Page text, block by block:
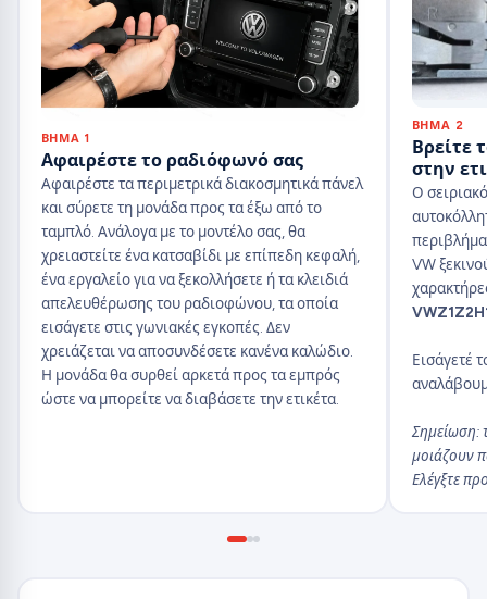
ΒΉΜΑ 1
Αφαιρέστε το ραδιόφωνό σας
Αφαιρέστε τα περιμετρικά διακοσμητικά πάνελ
και σύρετε τη μονάδα προς τα έξω από το
ταμπλό. Ανάλογα με το μοντέλο σας, θα
χρειαστείτε ένα κατσαβίδι με επίπεδη κεφαλή,
ένα εργαλείο για να ξεκολλήσετε ή τα κλειδιά
απελευθέρωσης του ραδιοφώνου, τα οποία
εισάγετε στις γωνιακές εγκοπές. Δεν
χρειάζεται να αποσυνδέσετε κανένα καλώδιο.
Η μονάδα θα συρθεί αρκετά προς τα εμπρός
ώστε να μπορείτε να διαβάσετε την ετικέτα.
ΒΉΜΑ 2
Βρείτε
στην
Ο
VW
Εισάγετέ
Σημείωση:
μοιάζουν
Ελέγξτε